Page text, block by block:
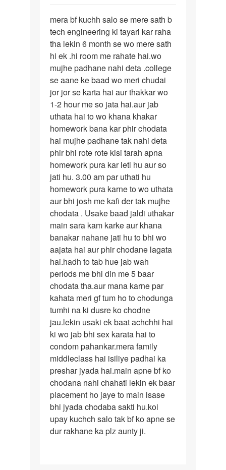
mera
bf
kuchh
salo
se
mere…
mera bf kuchh salo se mere sath b
tech engineering ki tayari kar raha
tha lekin 6 month se wo mere sath
hi ek .hi room me rahate hai.wo
mujhe padhane nahi deta .college
se aane ke baad wo meri chudai
jor jor se karta hai aur thakkar wo
1-2 hour me so jata hai.aur jab
uthata hai to wo khana khakar
homework bana kar phir chodata
hai mujhe padhane tak nahi deta
phir bhi rote rote kisi tarah apna
homework pura kar leti hu aur so
jati hu. 3.00 am par uthati hu
homework pura karne to wo uthata
aur bhi josh me kafi der tak mujhe
chodata . Usake baad jaldi uthakar
main sara kam karke aur khana
banakar nahane jati hu to bhi wo
aajata hai aur phir chodane lagata
hai.hadh to tab hue jab wah
periods me bhi din me 5 baar
chodata tha.aur mana karne par
kahata meri gf tum ho to chodunga
tumhi na ki dusre ko chodne
jau.lekin usaki ek baat achchhi hai
ki wo jab bhi sex karata hai to
condom pahankar.mera family
middleclass hai isiliye padhai ka
preshar jyada hai.main apne bf ko
chodana nahi chahati lekin ek baar
placement ho jaye to main isase
bhi jyada chodaba sakti hu.koi
upay kuchch salo tak bf ko apne se
dur rakhane ka plz aunty ji.